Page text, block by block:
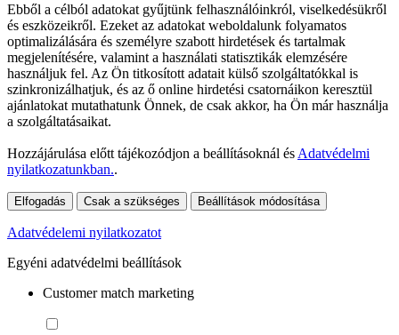
Ebből a célból adatokat gyűjtünk felhasználóinkról, viselkedésükről
és eszközeikről. Ezeket az adatokat weboldalunk folyamatos
optimalizálására és személyre szabott hirdetések és tartalmak
megjelenítésére, valamint a használati statisztikák elemzésére
használjuk fel. Az Ön titkosított adatait külső szolgáltatókkal is
szinkronizálhatjuk, és az ő online hirdetési csatornáikon keresztül
ajánlatokat mutathatunk Önnek, de csak akkor, ha Ön már használja
a szolgáltatásaikat.
Hozzájárulása előtt tájékozódjon a beállításoknál és Adatvédelmi
nyilatkozatunkban..
Elfogadás Csak a szükséges Beállítások módosítása
Adatvédelemi nyilatkozatot
Egyéni adatvédelmi beállítások
Customer match marketing